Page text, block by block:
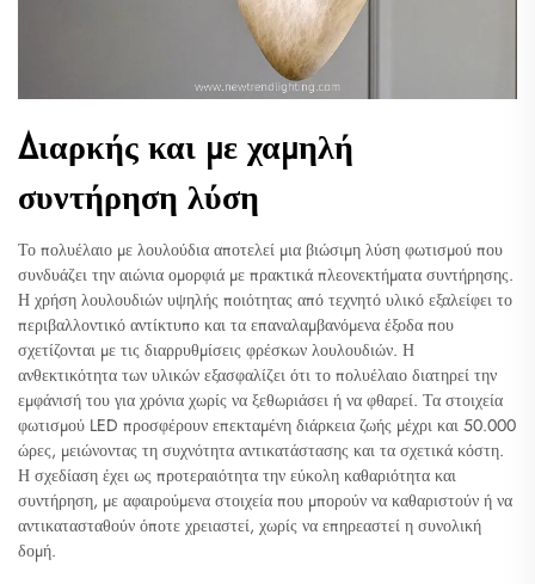
Διαρκής και με χαμηλή
συντήρηση λύση
Το πολυέλαιο με λουλούδια αποτελεί μια βιώσιμη λύση φωτισμού που
συνδυάζει την αιώνια ομορφιά με πρακτικά πλεονεκτήματα συντήρησης.
Η χρήση λουλουδιών υψηλής ποιότητας από τεχνητό υλικό εξαλείφει το
περιβαλλοντικό αντίκτυπο και τα επαναλαμβανόμενα έξοδα που
σχετίζονται με τις διαρρυθμίσεις φρέσκων λουλουδιών. Η
ανθεκτικότητα των υλικών εξασφαλίζει ότι το πολυέλαιο διατηρεί την
εμφάνισή του για χρόνια χωρίς να ξεθωριάσει ή να φθαρεί. Τα στοιχεία
φωτισμού LED προσφέρουν επεκταμένη διάρκεια ζωής μέχρι και 50.000
ώρες, μειώνοντας τη συχνότητα αντικατάστασης και τα σχετικά κόστη.
Η σχεδίαση έχει ως προτεραιότητα την εύκολη καθαριότητα και
συντήρηση, με αφαιρούμενα στοιχεία που μπορούν να καθαριστούν ή να
αντικατασταθούν όποτε χρειαστεί, χωρίς να επηρεαστεί η συνολική
δομή.